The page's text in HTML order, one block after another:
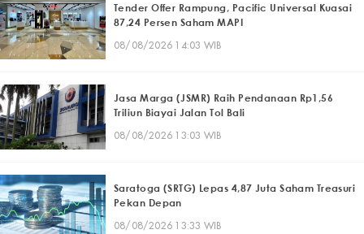
Tender Offer Rampung, Pacific Universal Kuasai
87,24 Persen Saham MAPI
08/08/2026 14:03 WIB
Jasa Marga (JSMR) Raih Pendanaan Rp1,56
Triliun Biayai Jalan Tol Bali
08/08/2026 13:03 WIB
Saratoga (SRTG) Lepas 4,87 Juta Saham Treasuri
Pekan Depan
08/08/2026 13:33 WIB